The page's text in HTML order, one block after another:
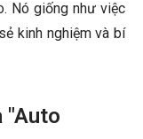
Nó giống như việc
kinh nghiệm và bí
"Auto